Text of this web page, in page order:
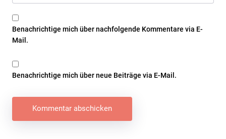
Benachrichtige mich über nachfolgende Kommentare via E-
Mail.
Benachrichtige mich über neue Beiträge via E-Mail.